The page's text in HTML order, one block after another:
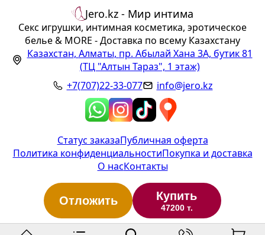
Отложить Купить
47200 т.
Jero.kz - Мир интима
Секс игрушки, интимная косметика, эротическое
белье & MORE - Доставка по всему Казахстану
Казахстан, Алматы, пр. Абылай Хана 3А, бутик 81
(ТЦ "Алтын Тараз", 1 этаж)
+7(707)22-33-077
info@jero.kz
Статус заказаПубличная оферта
Политика конфиденциальностиПокупка и доставка
О насКонтакты